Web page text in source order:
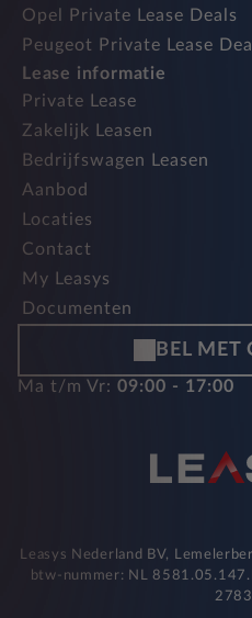
Opel Private Lease Deals
Peugeot Private Lease
Lease informatie
Private Lease
Zakelijk Leasen
Bedrijfswagen Leasen
Aanbod
Locaties
Contact
My Leasys
Documenten
BEL MET
Ma t/m Vr: 09:00 - 17:00
Leasys Nederland BV,
btw-nummer: NL